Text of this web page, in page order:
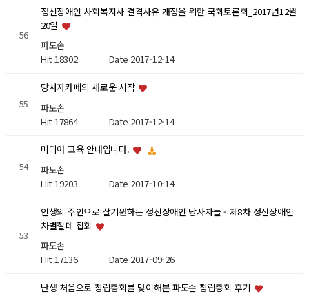
56
정신장애인 사회복지사 결격사유 개정을 위한 국회토론회_2017년12월
20일
파도손
Hit 18302 Date 2017-12-14
55
당사자카페의 새로운 시작
파도손
Hit 17864 Date 2017-12-14
54
미디어 교육 안내입니다.
파도손
Hit 19203 Date 2017-10-14
53
인생의 주인으로 살기원하는 정신장애인 당사자들 - 제8차 정신장애인
차별철폐 집회
파도손
Hit 17136 Date 2017-09-26
난생 처음으로 창립총회를 맞이해본 파도손 창립총회 후기